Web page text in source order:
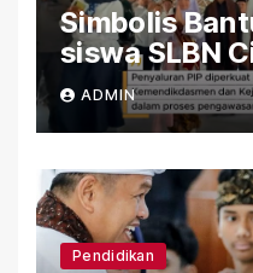
Simbolis
siswa SLBN
Bandung
ADMIN
Pendidikan